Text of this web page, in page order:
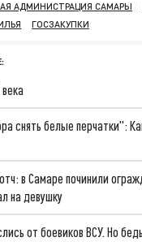
АДМИНИСТРАЦИЯ САМАРЫ
ГОСЗАКУПКИ
снять белые перчатки":
в Самаре починили
на девушку
от боевиков ВСУ. Но